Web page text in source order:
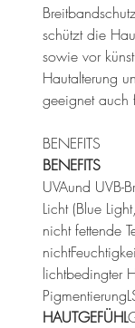
schützt die
sowie vor
Hautalterung
geeignet auch
BENEFITS
BENEFITS
UVAund UVB-
Licht (Blue
nicht fettende
lichtbedingter
HAUTGEFÜHL